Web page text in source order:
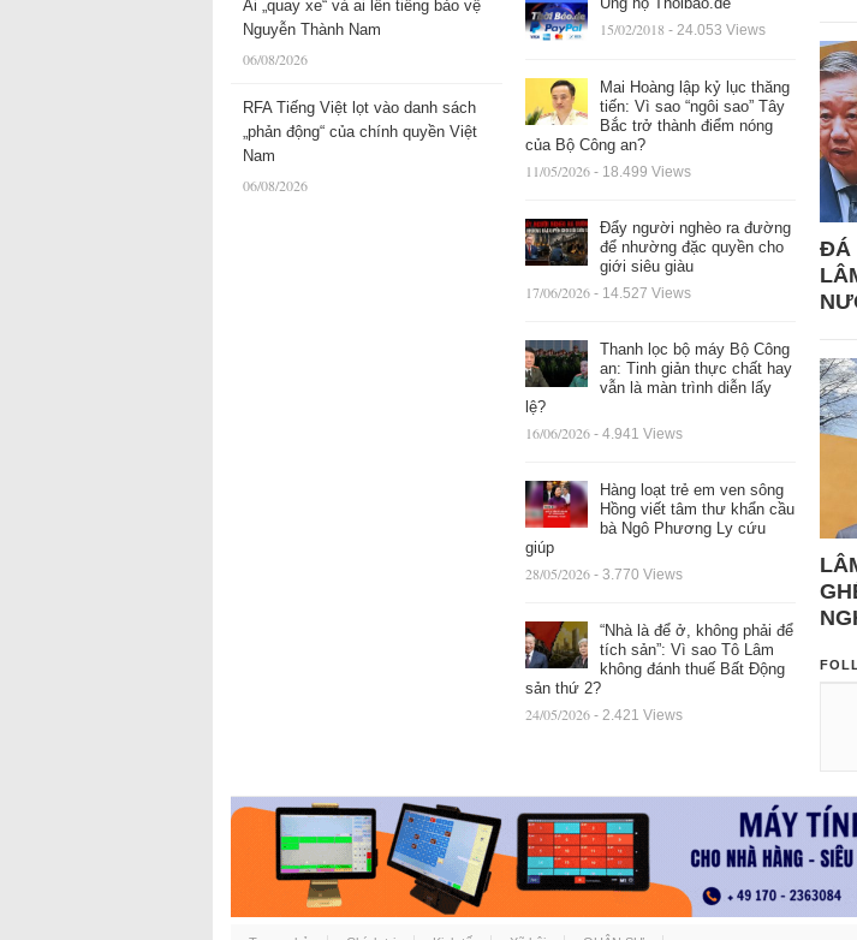
Ai „quay xe“ và ai lên tiếng bảo vệ
Nguyễn Thành Nam
06/08/2026
RFA Tiếng Việt lọt vào danh sách
„phản động“ của chính quyền Việt
Nam
06/08/2026
15/02/2018 - 24.053 Views
Mai Hoàng lập kỷ lục thăng
tiến: Vì sao “ngôi sao” Tây
Bắc trở thành điểm nóng
của Bộ Công an?
11/05/2026 - 18.499 Views
Đẩy người nghèo ra đường
để nhường đặc quyền cho
giới siêu giàu
17/06/2026 - 14.527 Views
Thanh lọc bộ máy Bộ Công
an: Tinh giản thực chất hay
vẫn là màn trình diễn lấy
lệ?
16/06/2026 - 4.941 Views
Hàng loạt trẻ em ven sông
Hồng viết tâm thư khẩn cầu
bà Ngô Phương Ly cứu
giúp
28/05/2026 - 3.770 Views
“Nhà là để ở, không phải để
tích sản”: Vì sao Tô Lâm
không đánh thuế Bất Động
sản thứ 2?
24/05/2026 - 2.421 Views
ĐÁ